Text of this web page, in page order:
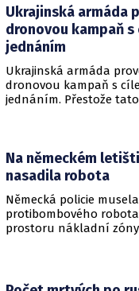
Ukrajinská armáda
dronovou kampaň
jednáním
Ukrajinská armáda
dronovou kampaň s
jednáním. Přestože
Na německém
nasadila robota
Německá policie
protibombového
prostoru nákladní zóny